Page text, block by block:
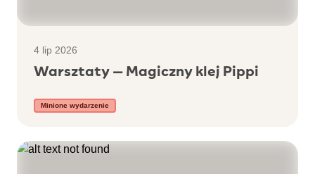
4 lip 2026
Warsztaty – Magiczny klej Pippi
Minione wydarzenie